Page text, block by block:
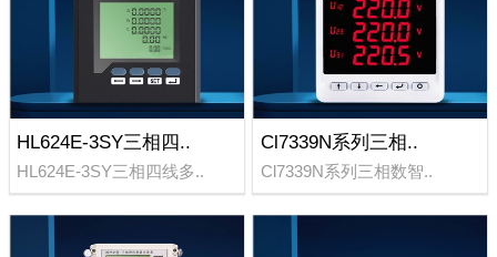
HL624E-3SY三相四..
HL624E-3SY三相四线多..
Cl7339N系列三相..
Cl7339N系列三相数智..